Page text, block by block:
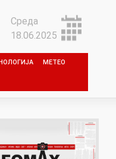
Среда
18.06.2025
МЕТЕО